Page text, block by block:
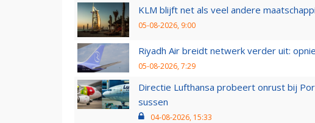
KLM blijft net als veel andere
05-08-2026, 9:00
Riyadh Air breidt netwerk verder uit:
05-08-2026, 7:29
Directie Lufthansa probeert onrust bij
sussen
04-08-2026, 15:33